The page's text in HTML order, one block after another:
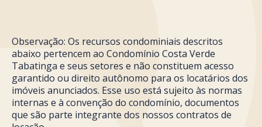
Observação: Os recursos condominiais descritos
abaixo pertencem ao Condomínio Costa Verde
Tabatinga e seus setores e não constituem acesso
garantido ou direito autônomo para os locatários dos
imóveis anunciados. Esse uso está sujeito às normas
internas e à convenção do condomínio, documentos
que são parte integrante dos nossos contratos de